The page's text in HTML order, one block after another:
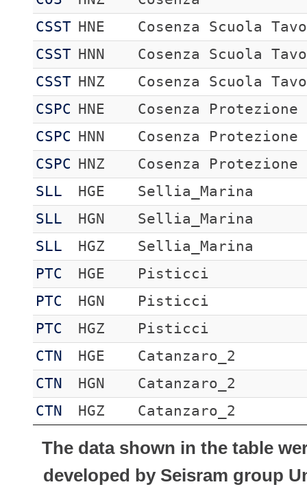
CSST HNE
Cosenza Scuola
CSST HNN
Cosenza Scuola
CSST HNZ
Cosenza Scuola
CSPC
HNE
Cosenza
CSPC
HNN
Cosenza
CSPC
HNZ
Cosenza
SLL
HGE
Sellia_Marina
SLL
HGN
Sellia_Marina
SLL
HGZ
Sellia_Marina
PTC
HGE
Pisticci
PTC
HGN
Pisticci
PTC
HGZ
Pisticci
CTN
HGE
Catanzaro_2
CTN
HGN
Catanzaro_2
CTN
HGZ Catanzaro_2
The data shown in the table
developed by Seisram group